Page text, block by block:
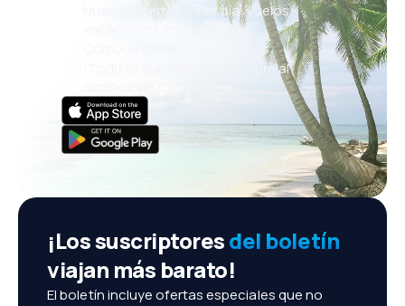
Nuevas ofertas cada día: vuelos,
vacaciones, escapadas
Cómoda gestión de reservas
¡Todo lo que importa, siempre al
¡Los suscriptoresdel boletín
viajan más barato!
El boletín incluye ofertas especiales que no